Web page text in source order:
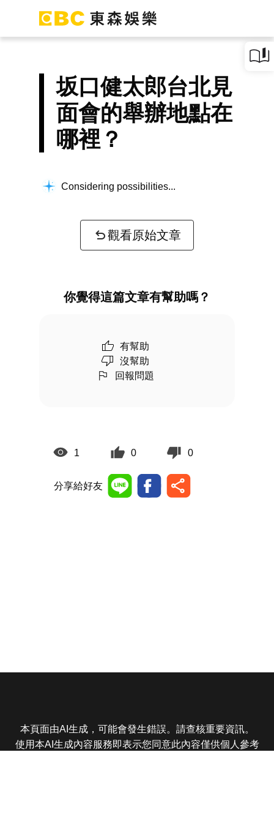
坂口健太郎台北見
面會的舉辦地點在
哪裡？
Considering possibilities...
觀看原始文章
你覺得這篇文章有幫助嗎？
有幫助
沒幫助
回報問題
1 0 0
分享給好友
本頁面由AI生成，可能會發生錯誤。請查核重要資訊。
使用本AI生成內容服務即表示您同意此內容僅供個人參考